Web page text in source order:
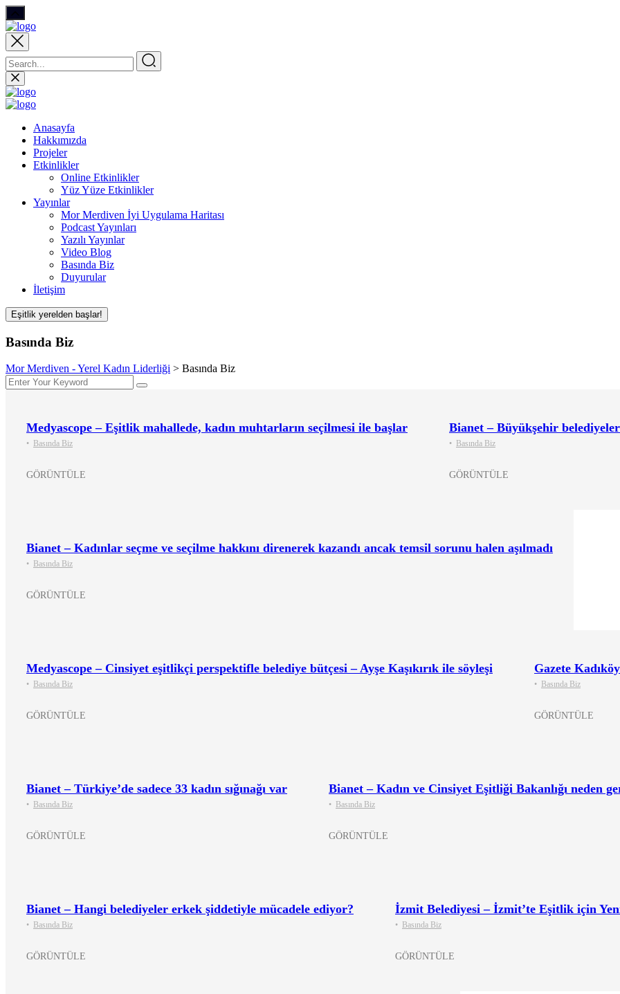
Anasayfa
Hakkımızda
Projeler
Etkinlikler
Online Etkinlikler
Yüz Yüze Etkinlikler
Yayınlar
Mor Merdiven İyi Uygulama Haritası
Podcast Yayınları
Yazılı Yayınlar
Video Blog
Basında Biz
Duyurular
İletişim
Eşitlik yerelden başlar!
Basında Biz
Mor Merdiven - Yerel Kadın Liderliği > Basında Biz
Medyascope – Eşitlik mahallede, kadın muhtarların seçilmesi ile başlar
• Basında Biz
GÖRÜNTÜLE
Bianet – Büyükşehir
• Basında Biz
GÖRÜNTÜLE
Bianet – Kadınlar seçme ve seçilme hakkını direnerek kazandı ancak temsil sorunu halen aşılmadı
• Basında Biz
GÖRÜNTÜLE
Medyascope – Cinsiyet eşitlikçi perspektifle belediye bütçesi – Ayşe Kaşıkırık ile söyleşi
• Basında Biz
GÖRÜNTÜLE
Gazete
• Basında Biz
GÖRÜNTÜLE
Bianet – Türkiye’de sadece 33 kadın sığınağı var
• Basında Biz
GÖRÜNTÜLE
Bianet – Kadın ve Cinsiyet Eşitliği Bakanlığı neden
• Basında Biz
GÖRÜNTÜLE
Bianet – Hangi belediyeler erkek şiddetiyle mücadele ediyor?
• Basında Biz
GÖRÜNTÜLE
İzmit Belediyesi – İzmit’te Eşitlik için
• Basında Biz
GÖRÜNTÜLE